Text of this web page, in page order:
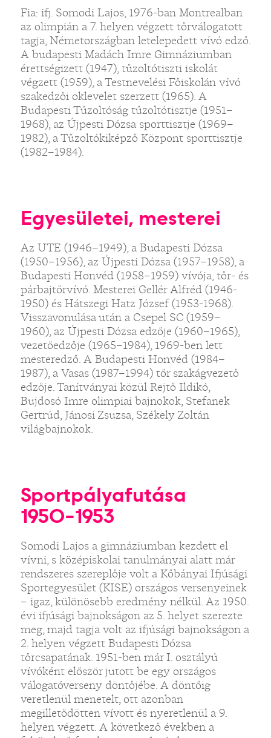
Fia: ifj. Somodi Lajos, 1976-ban Montrealban
az olimpián a 7. helyen végzett tőrválogatott
tagja, Németországban letelepedett vívó edző.
A budapesti Madách Imre Gimnáziumban
érettségizett (1947), tűzoltótiszti iskolát
végzett (1959), a Testnevelési Főiskolán vívó
szakedzői oklevelet szerzett (1965). A
Budapesti Tűzoltóság tűzoltótisztje (1951–
1968), az Újpesti Dózsa sporttisztje (1969–
1982), a Tűzoltókiképző Központ sporttisztje
(1982–1984).
Egyesületei, mesterei
Az UTE (1946–1949), a Budapesti Dózsa
(1950–1956), az Újpesti Dózsa (1957–1958), a
Budapesti Honvéd (1958–1959) vívója, tőr- és
párbajtőrvívó. Mesterei Gellér Alfréd (1946-
1950) és Hátszegi Hatz József (1953-1968).
Visszavonulása után a Csepel SC (1959–
1960), az Újpesti Dózsa edzője (1960–1965),
vezetőedzője (1965–1984), 1969-ben lett
mesteredző. A Budapesti Honvéd (1984–
1987), a Vasas (1987–1994) tőr szakágvezető
edzője. Tanítványai közül Rejtő Ildikó,
Bujdosó Imre olimpiai bajnokok, Stefanek
Gertrúd, Jánosi Zsuzsa, Székely Zoltán
világbajnokok.
Sportpályafutása
1950-1953
Somodi Lajos a gimnáziumban kezdett el
vívni, s középiskolai tanulmányai alatt már
rendszeres szereplője volt a Kőbányai Ifjúsági
Sportegyesület (KISE) országos versenyeinek
– igaz, különösebb eredmény nélkül. Az 1950.
évi ifjúsági bajnokságon az 5. helyet szerezte
meg, majd tagja volt az ifjúsági bajnokságon a
2. helyen végzett Budapesti Dózsa
tőrcsapatának. 1951-ben már I. osztályú
vívóként először jutott be egy országos
válogatóverseny döntőjébe. A döntőig
veretlenül menetelt, ott azonban
megilletődötten vívott és nyeretlenül a 9.
helyen végzett. A következő években a